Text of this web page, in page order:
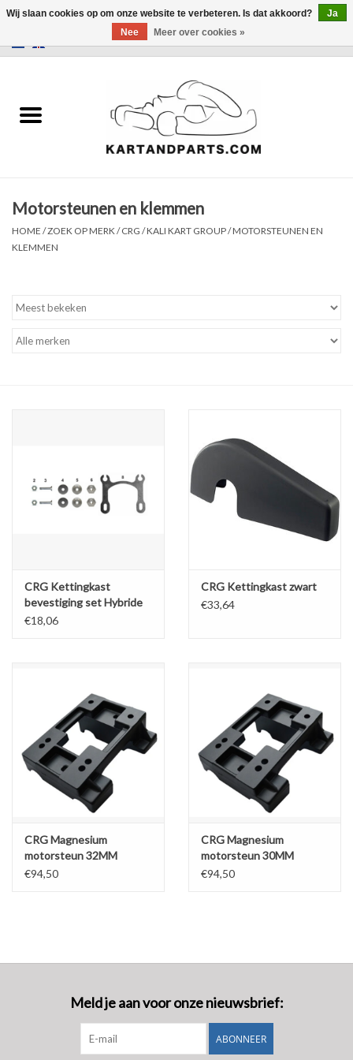
Sale
Kart Onderdelen
Laptimer
Kartbokjes en standaarden
Motoren en onderdelen
Motorsteunen en klemmen
HOME /ZOEK OP MERK /CRG / KALI KART GROUP/MOTORSTEUNEN EN
KLEMMEN
CRG Kettingkast
bevestiging set Hybride
€18,06
CRG Kettingkast zwart
€33,64
CRG Magnesium
motorsteun 32MM
€94,50
CRG Magnesium
motorsteun 30MM
€94,50
Meld je aan voor onze nieuwsbrief:
ABONNEER
Wij slaan cookies op om onze website te verbeteren. Is dat akkoord?
Ja
Nee
Meer over cookies »